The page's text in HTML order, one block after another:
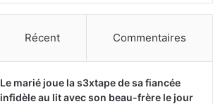
Récent Commentaires
Le marié joue la s3xtape de sa fiancée
infidèle au lit avec son beau-frère le jour